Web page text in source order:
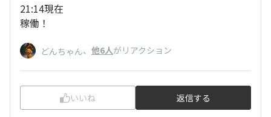
21:14現在
稼働！
どんちゃん、 他6人がリアクション
いいね 返信する